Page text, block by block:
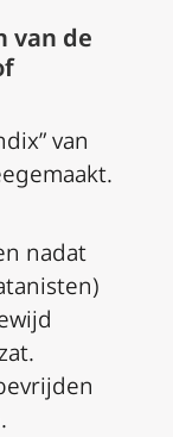
van de
van
nadat